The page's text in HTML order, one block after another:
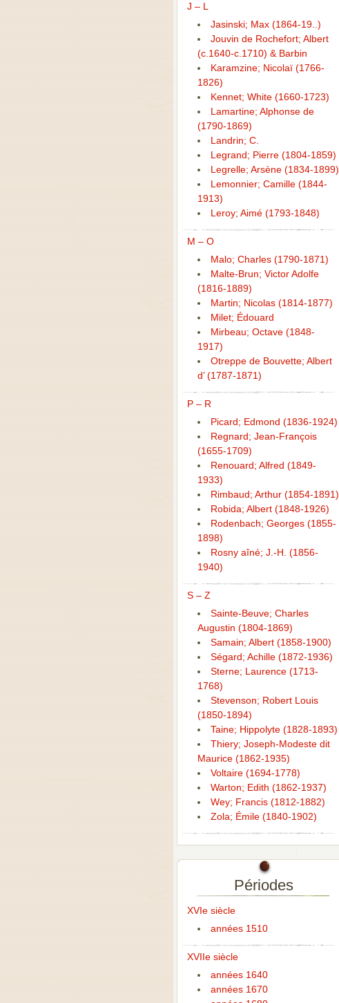
J – L
Jasinski; Max (1864-19..)
Jouvin de Rochefort; Albert
(c.1640-c.1710) & Barbin
Karamzine; Nicolaï (1766-
1826)
Kennet; White (1660-1723)
Lamartine; Alphonse de
(1790-1869)
Landrin; C.
Legrand; Pierre (1804-1859)
Legrelle; Arsène (1834-1899)
Lemonnier; Camille (1844-
1913)
Leroy; Aimé (1793-1848)
M – O
Malo; Charles (1790-1871)
Malte-Brun; Victor Adolfe
(1816-1889)
Martin; Nicolas (1814-1877)
Milet; Édouard
Mirbeau; Octave (1848-
1917)
Otreppe de Bouvette; Albert
d’ (1787-1871)
P – R
Picard; Edmond (1836-1924)
Regnard; Jean-François
(1655-1709)
Renouard; Alfred (1849-
1933)
Rimbaud; Arthur (1854-1891)
Robida; Albert (1848-1926)
Rodenbach; Georges (1855-
1898)
Rosny aîné; J.-H. (1856-
1940)
S – Z
Sainte-Beuve; Charles
Augustin (1804-1869)
Samain; Albert (1858-1900)
Ségard; Achille (1872-1936)
Sterne; Laurence (1713-
1768)
Stevenson; Robert Louis
(1850-1894)
Taine; Hippolyte (1828-1893)
Thiery; Joseph-Modeste dit
Maurice (1862-1935)
Voltaire (1694-1778)
Warton; Edith (1862-1937)
Wey; Francis (1812-1882)
Zola; Émile (1840-1902)
Périodes
XVIe siècle
années 1510
XVIIe siècle
années 1640
années 1670